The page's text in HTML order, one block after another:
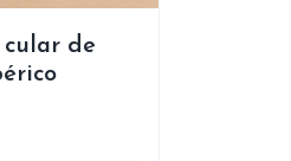
cular de